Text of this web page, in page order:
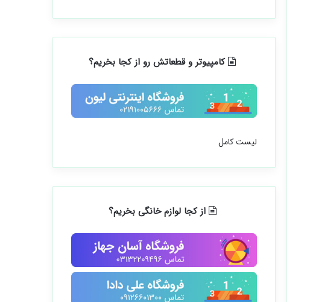
کامپیوتر و قطعاتش رو از کجا بخریم؟
لیست کامل
از کجا لوازم خانگی بخریم؟